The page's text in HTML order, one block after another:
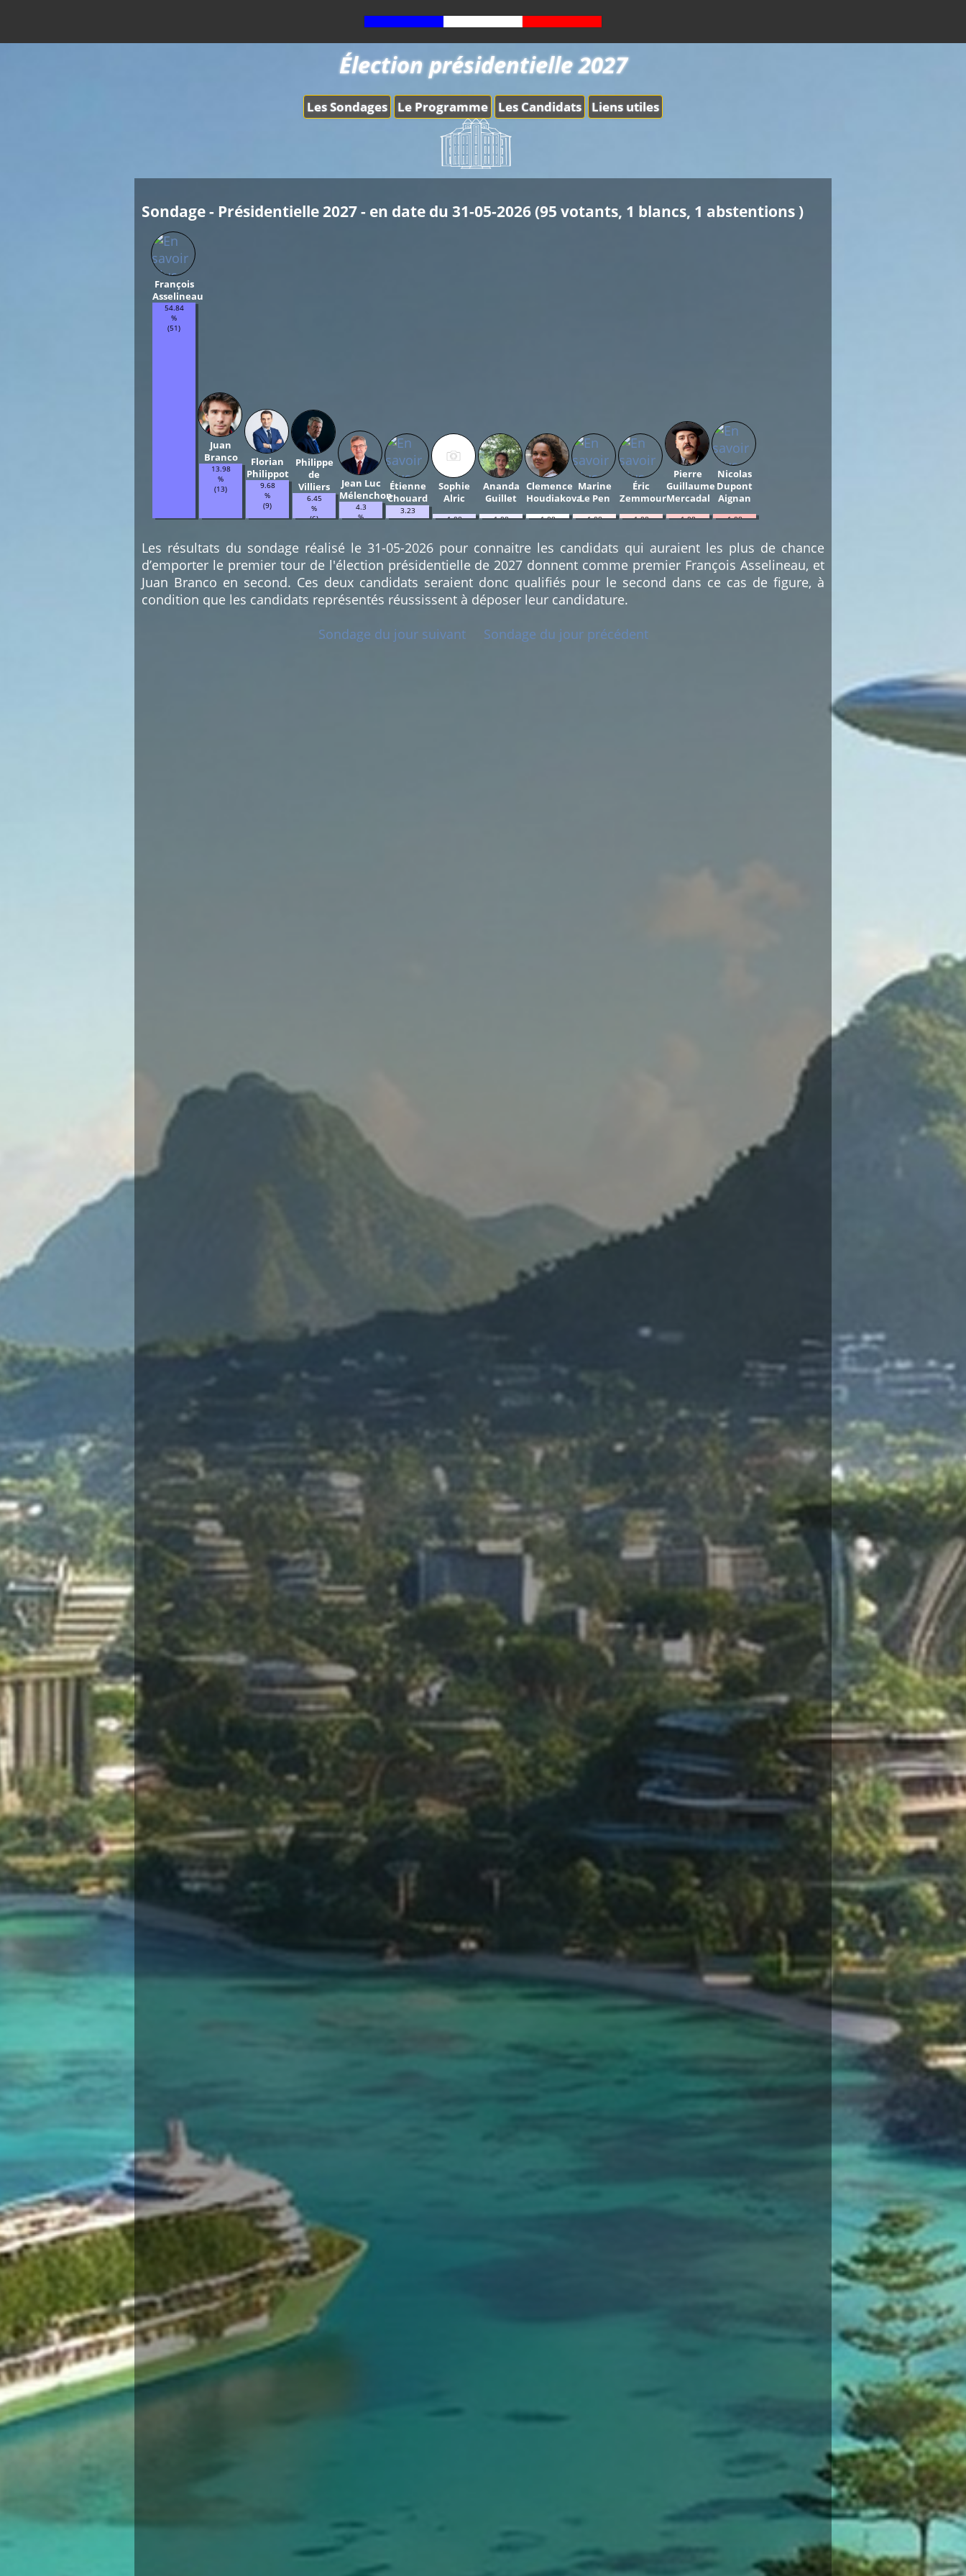
Les Sondages Le Programme Les Candidats Liens utiles
Élection présidentielle 2027
Sondage - Présidentielle 2027 - en date du 31-05-2026 (95 votants, 1 blancs, 1 abstentions )
François
Asselineau
54.84
%
(51)
Juan
Branco
13.98
%
(13)
Florian
Philippot
9.68
%
(9)
Philippe
de
Villiers
6.45
%
(6)
Jean Luc
Mélenchon
4.3
%
Étienne
Chouard
3.23
%
Sophie
Alric
1.08
Ananda
Guillet
1.08
Clemence
Houdiakova
1.08
Marine
Le Pen
1.08
Éric
Zemmour
1.08
Pierre
Guillaume
Mercadal
1.08
Nicolas
Dupont
Aignan
1.08
Les résultats du sondage réalisé le 31-05-2026 pour connaitre les candidats qui auraient les plus de chance
d’emporter le premier tour de l'élection présidentielle de 2027 donnent comme premier François Asselineau, et
Juan Branco en second. Ces deux candidats seraient donc qualifiés pour le second dans ce cas de figure, à
condition que les candidats représentés réussissent à déposer leur candidature.
Sondage du jour suivant
Sondage du jour précédent